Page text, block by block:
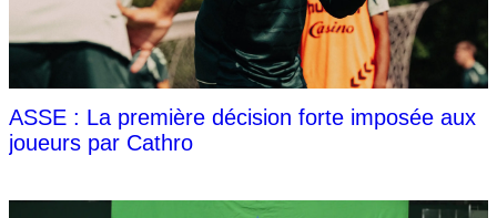
ASSE : La première décision forte imposée aux
joueurs par Cathro